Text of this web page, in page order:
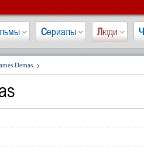
Сериалы Люди
Demas